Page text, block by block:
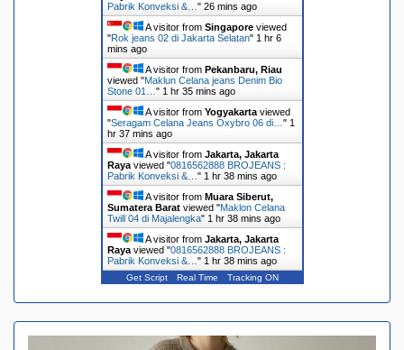
Pabrik Konveksi &… " 26 mins ago
A visitor from Singaporeviewed
"Rok jeans 02 di Jakarta Selatan" 1 hr 6
mins ago
A visitor from Pekanbaru, Riau
viewed "Maklun Celana jeans Denim Bio
Stone 01… " 1 hr 35 mins ago
A visitor from Yogyakartaviewed
"Seragam Celana Jeans Oxybro 06 di… " 1
hr 37 mins ago
A visitor from Jakarta, Jakarta
Rayaviewed "0816562888 BROJEANS :
Pabrik Konveksi &… " 1 hr 38 mins ago
A visitor from Muara Siberut,
Sumatera Baratviewed "Maklon Celana
Twill 04 di Majalengka" 1 hr 38 mins ago
A visitor from Jakarta, Jakarta
Rayaviewed "0816562888 BROJEANS :
Pabrik Konveksi &… " 1 hr 38 mins ago
Get Script Real Time Tracking ON